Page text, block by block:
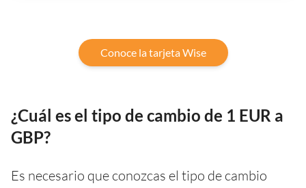
Conoce la tarjeta Wise
¿Cuál es el tipo de cambio de 1 EUR a
GBP?
Es necesario que conozcas el tipo de cambio